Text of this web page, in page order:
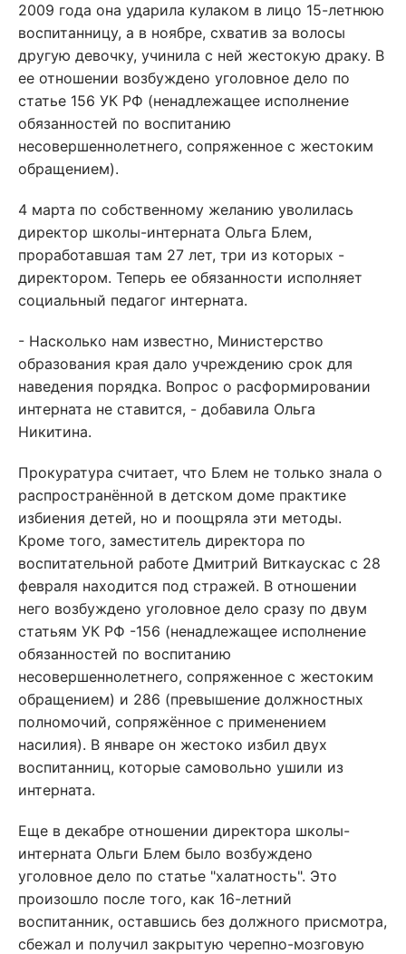
2009 года она ударила кулаком в лицо 15-летнюю
воспитанницу, а в ноябре, схватив за волосы
другую девочку, учинила с ней жестокую драку. В
ее отношении возбуждено уголовное дело по
статье 156 УК РФ (ненадлежащее исполнение
обязанностей по воспитанию
несовершеннолетнего, сопряженное с жестоким
обращением).
4 марта по собственному желанию уволилась
директор школы-интерната Ольга Блем,
проработавшая там 27 лет, три из которых -
директором. Теперь ее обязанности исполняет
социальный педагог интерната.
- Насколько нам известно, Министерство
образования края дало учреждению срок для
наведения порядка. Вопрос о расформировании
интерната не ставится, - добавила Ольга
Никитина.
Прокуратура считает, что Блем не только знала о
распространённой в детском доме практике
избиения детей, но и поощряла эти методы.
Кроме того, заместитель директора по
воспитательной работе Дмитрий Виткаускас с 28
февраля находится под стражей. В отношении
него возбуждено уголовное дело сразу по двум
статьям УК РФ -156 (ненадлежащее исполнение
обязанностей по воспитанию
несовершеннолетнего, сопряженное с жестоким
обращением) и 286 (превышение должностных
полномочий, сопряжённое с применением
насилия). В январе он жестоко избил двух
воспитанниц, которые самовольно ушили из
интерната.
Еще в декабре отношении директора школы-
интерната Ольги Блем было возбуждено
уголовное дело по статье "халатность". Это
произошло после того, как 16-летний
воспитанник, оставшись без должного присмотра,
сбежал и получил закрытую черепно-мозговую